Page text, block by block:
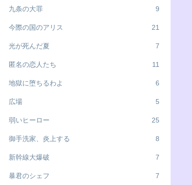
九条の大罪 9
今際の国のアリス 21
光が死んだ夏 7
匿名の恋人たち 11
地獄に堕ちるわよ 6
広場 5
弱いヒーロー 25
御手洗家、炎上する 8
新幹線大爆破 7
暴君のシェフ 7